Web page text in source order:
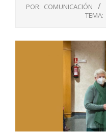
POR: COMUNICACIÓN
TEMA: